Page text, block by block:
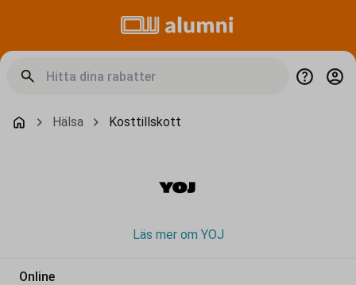
Hälsa Kosttillskott
Läs mer om YOJ
Online